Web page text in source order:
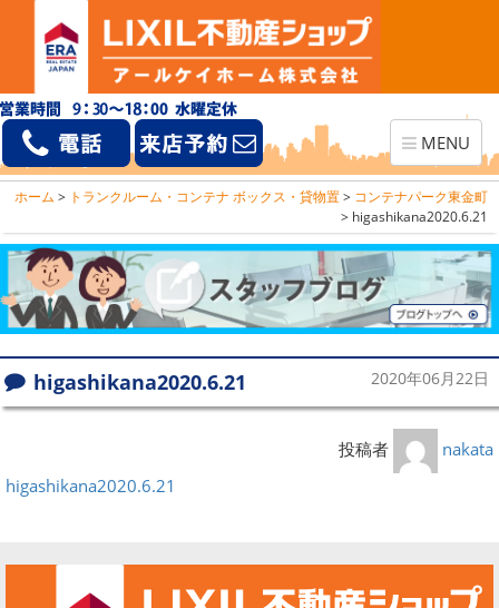
Toggle
navigation
MENU
ホーム > トランクルーム・コンテナ ボックス・貸物置> コンテナパーク東金町
> higashikana2020.6.21
higashikana2020.6.21 2020年06月22日
投稿者
nakata
higashikana2020.6.21